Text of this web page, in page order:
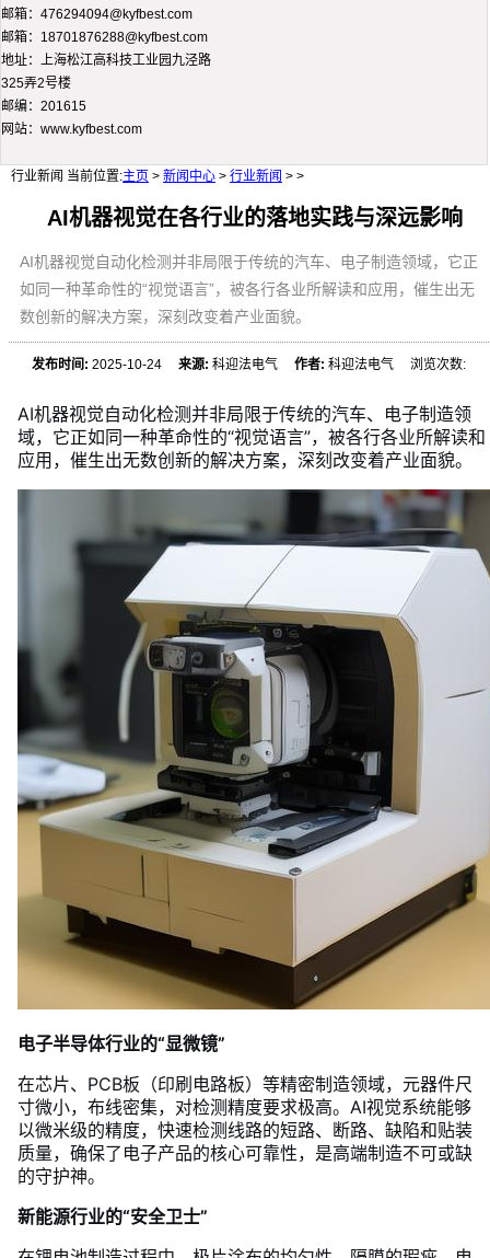
邮箱：476294094@kyfbest.com
邮箱：18701876288@kyfbest.com
地址：上海松江高科技工业园九泾路
325弄2号楼
邮编：201615
网站：www.kyfbest.com
行业新闻 当前位置:主页 > 新闻中心 > 行业新闻 > >
AI机器视觉在各行业的落地实践与深远影响
AI机器视觉自动化检测并非局限于传统的汽车、电子制造领域，它正
如同一种革命性的“视觉语言”，被各行各业所解读和应用，催生出无
数创新的解决方案，深刻改变着产业面貌。
发布时间: 2025-10-24来源: 科迎法电气作者: 科迎法电气 浏览次数:
AI机器视觉自动化检测并非局限于传统的汽车、电子制造领
域，它正如同一种革命性的“视觉语言”，被各行各业所解读和
应用，催生出无数创新的解决方案，深刻改变着产业面貌。
电子半导体行业的“显微镜”
在芯片、PCB板（印刷电路板）等精密制造领域，元器件尺
寸微小，布线密集，对检测精度要求极高。AI视觉系统能够
以微米级的精度，快速检测线路的短路、断路、缺陷和贴装
质量，确保了电子产品的核心可靠性，是高端制造不可或缺
的守护神。
新能源行业的“安全卫士”